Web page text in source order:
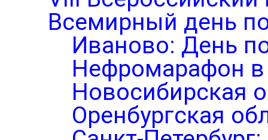
Всемирный день
Иваново: День
Нефромарафон
Новосибирская
Оренбургская